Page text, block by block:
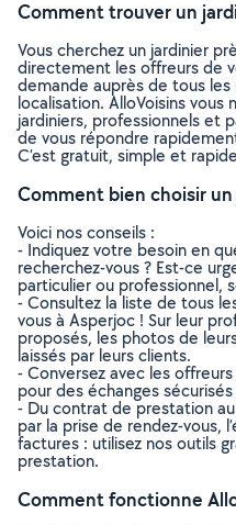
Comment trouver un
Vous cherchez un jardinier
directement les offreurs de
demande auprès de tous
localisation. AlloVoisins
jardiniers, professionnels et
de vous répondre
C’est gratuit, simple et
Comment bien choisir
Voici nos conseils :
- Indiquez votre besoin en
recherchez-vous ? Est-ce
particulier ou professionnel,
- Consultez la liste de tous
vous à Asperjoc ! Sur leur
proposés, les photos de
laissés par leurs clients.
- Conversez avec les
pour des échanges
- Du contrat de prestation
par la prise de rendez-vous,
factures : utilisez nos outils
prestation.
Comment fonctionne